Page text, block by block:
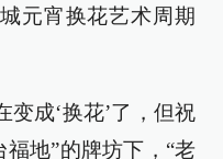
元宵换花艺术周期
变成‘换花’了，但祝
地”的牌坊下，“老